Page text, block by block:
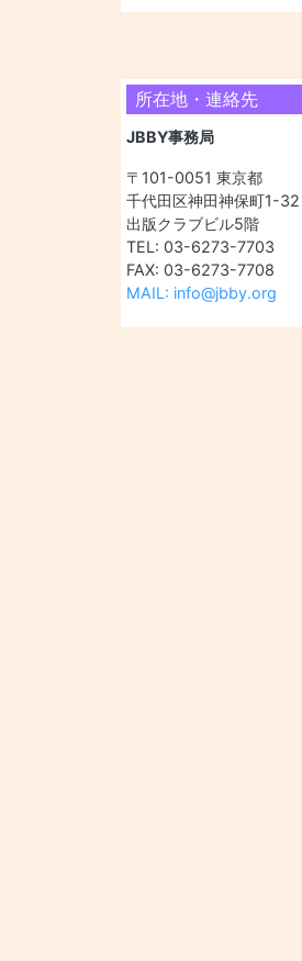
所在地・連絡先
JBBY事務局
〒101-0051 東京都
千代田区神田神保町1-32
出版クラブビル5階
TEL: 03-6273-7703
FAX: 03-6273-7708
MAIL: info@jbby.org